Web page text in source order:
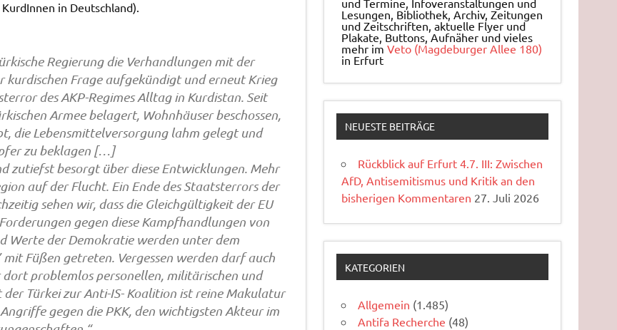
in Deutschland).
Regierung die Verhandlungen mit der
kurdischen Frage aufgekündigt und erneut Krieg
des AKP-Regimes Alltag in Kurdistan. Seit
Armee belagert, Wohnhäuser beschossen,
die Lebensmittelversorgung lahm gelegt und
zu beklagen […]
zutiefst besorgt über diese Entwicklungen. Mehr
auf der Flucht. Ein Ende des Staatsterrors der
sehen wir, dass die Gleichgültigkeit der EU
gegen diese Kampfhandlungen von
Werte der Demokratie werden unter dem
Füßen getreten. Vergessen werden darf auch
problemlos personellen, militärischen und
Türkei zur Anti-IS- Koalition ist reine Makulatur
gegen die PKK, den wichtigsten Akteur im
Le­sun­gen, Bi­blio­thek, Archiv, Zei­tun­gen
und Zeit­schrif­ten, ak­tu­el­le Flyer und
Pla­ka­te, But­tons, Auf­nä­her und vieles
mehr imVeto (Magdeburger Allee 180)
in Erfurt
NEUESTE BEITRÄGE
Rückblick auf Erfurt 4.7. III: Zwischen
AfD, Antisemitismus und Kritik an den
bisherigen Kommentaren 27. Juli 2026
KATEGORIEN
Allgemein (1.485)
Antifa Recherche (48)